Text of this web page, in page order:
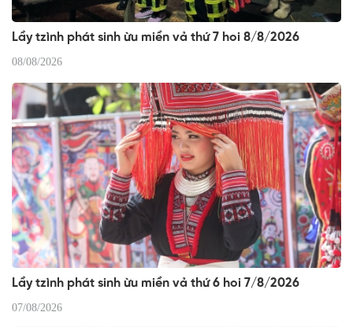
Lầy tzình phát sinh ừu miền vả thứ 7 hoi 8/8/2026
08/08/2026
Lầy tzình phát sinh ừu miền vả thứ 6 hoi 7/8/2026
07/08/2026